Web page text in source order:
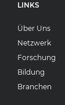
LINKS
Über Uns
Netzwerk
Forschung
Bildung
Branchen